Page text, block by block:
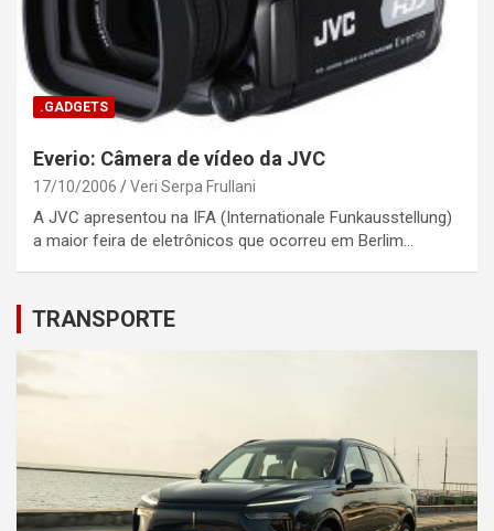
.GADGETS
Everio: Câmera de vídeo da JVC
17/10/2006 Veri Serpa Frullani
A JVC apresentou na IFA (Internationale Funkausstellung)
a maior feira de eletrônicos que ocorreu em Berlim…
TRANSPORTE